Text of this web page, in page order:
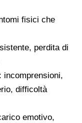
fisici che
perdita di
: incomprensioni,
difficoltà
emotivo,